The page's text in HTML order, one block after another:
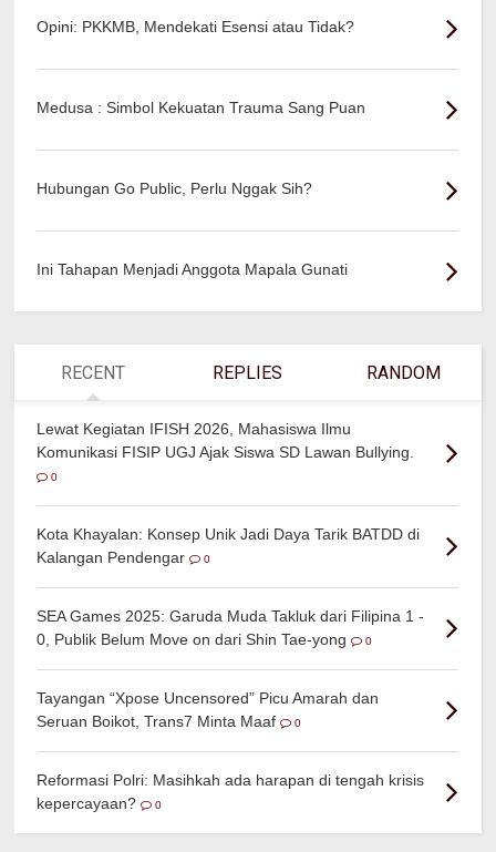
Opini: PKKMB, Mendekati Esensi atau Tidak?
Medusa : Simbol Kekuatan Trauma Sang Puan
Hubungan Go Public, Perlu Nggak Sih?
Ini Tahapan Menjadi Anggota Mapala Gunati
RECENT REPLIES RANDOM
Lewat Kegiatan IFISH 2026, Mahasiswa Ilmu
Komunikasi FISIP UGJ Ajak Siswa SD Lawan Bullying.
0
Kota Khayalan: Konsep Unik Jadi Daya Tarik BATDD di
Kalangan Pendengar
0
SEA Games 2025: Garuda Muda Takluk dari Filipina 1 -
0, Publik Belum Move on dari Shin Tae-yong
0
Tayangan “Xpose Uncensored” Picu Amarah dan
Seruan Boikot, Trans7 Minta Maaf
0
Reformasi Polri: Masihkah ada harapan di tengah krisis
kepercayaan?
0